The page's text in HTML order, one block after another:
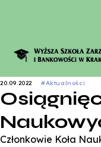
20.09.2022 #Aktualności
Członkowie Koła